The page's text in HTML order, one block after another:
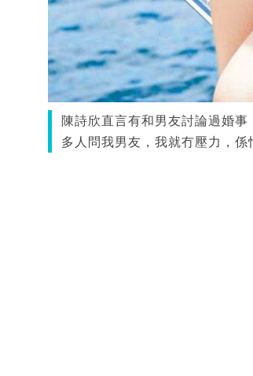
陳詩欣直言有和男友討論過婚
多人問我男友，我就冇壓力，係